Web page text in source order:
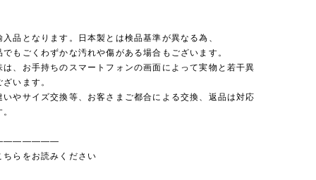
入品となります。日本製とは検品基準が異なる為、
でもごくわずかな汚れや傷がある場合もございます。
は、お手持ちのスマートフォンの画面によって実物と若干異
います。
いやサイズ交換等、お客さまご都合による交換、返品は対応
ちらをお読みください